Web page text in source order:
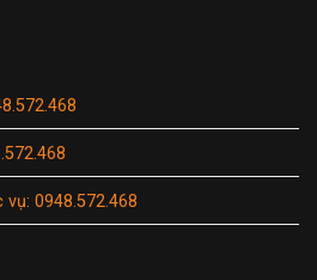
0948.572.468